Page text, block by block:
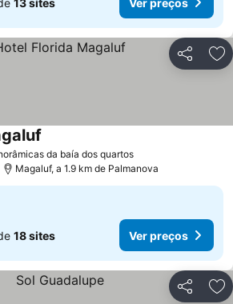
Partilhar
da baía dos quartos
Magaluf, a 1.9 km de Palmanova
18 sites Ver preços
Partilhar